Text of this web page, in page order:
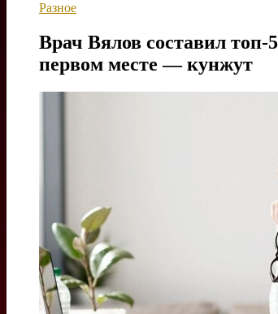
Разное
Врач Вялов составил
первом месте — кунжут